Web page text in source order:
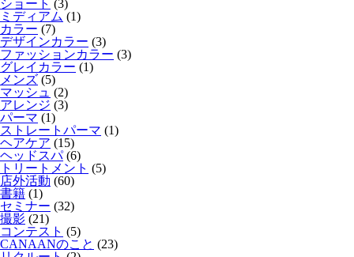
ショート (3)
ミディアム (1)
カラー (7)
デザインカラー (3)
ファッションカラー (3)
グレイカラー (1)
メンズ (5)
マッシュ (2)
アレンジ (3)
パーマ (1)
ストレートパーマ (1)
ヘアケア (15)
ヘッドスパ(6)
トリートメント (5)
店外活動 (60)
書籍 (1)
セミナー (32)
撮影 (21)
コンテスト (5)
CANAANのこと (23)